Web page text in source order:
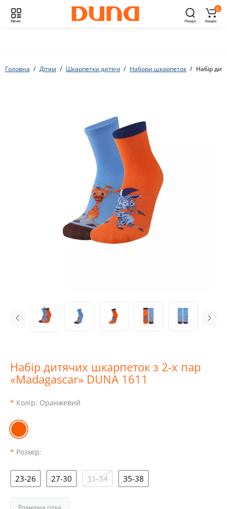
Меню Пошук
0
Кошик
Головна Дітям Шкарпетки дитячі Набори шкарпеток Набір
Набір дитячих шкарпеток з 2-х пар
«Madagascar» DUNA 1611
Колір: Оранжевий
Розмір:
23-26 27-30 31-34 35-38
Розмірна сітка